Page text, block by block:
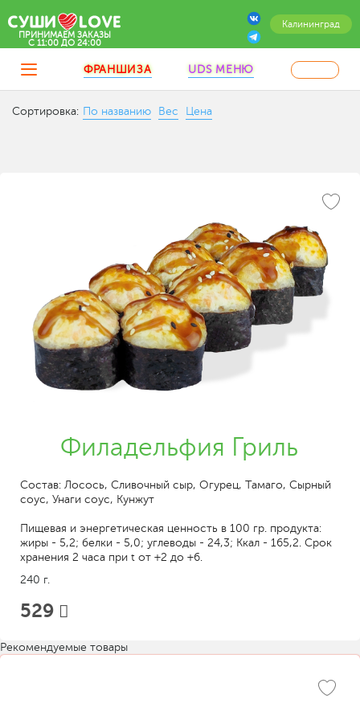
Калининград
ПРИНИМАЕМ ЗАКАЗЫ
C 11:00 ДО 24:00
ФРАНШИЗА UDS МЕНЮ
Сортировка: По названию Вес Цена
Филадельфия Гриль
Состав: Лосось, Сливочный сыр, Огурец, Тамаго, Сырный
соус, Унаги соус, Кунжут
Пищевая и энергетическая ценность в 100 гр. продукта:
жиры - 5,2; белки - 5,0; углеводы - 24,3; Ккал - 165,2. Срок
хранения 2 часа при t от +2 до +6.
240 г.
529
Рекомендуемые товары